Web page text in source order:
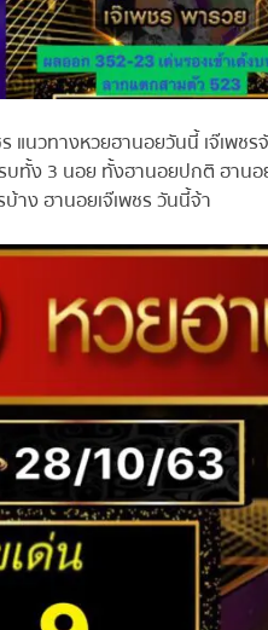
แนวทางหวยฮานอยวันนี้ เจ๊เพชร
บทั้ง 3 นอย ทั้งฮานอยปกติ ฮานอ
บ้าง ฮานอยเจ๊เพชร วันนี้จ้า